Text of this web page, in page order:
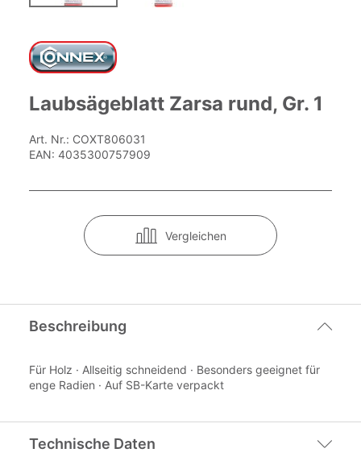
der
Bildgalerie
springen
Laubsägeblatt Zarsa rund, Gr. 1
Art. Nr.: COXT806031
EAN: 4035300757909
Vergleichen
Beschreibung
Für Holz · Allseitig schneidend · Besonders geeignet für
enge Radien · Auf SB-Karte verpackt
Technische Daten